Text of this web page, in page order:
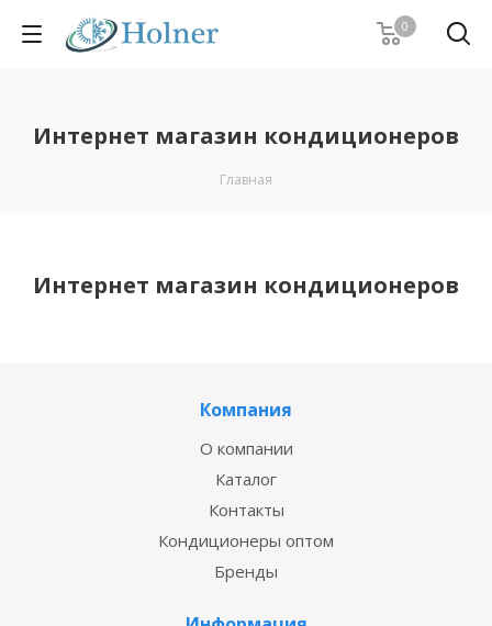
0
Интернет магазин кондиционеров
Главная
Интернет магазин кондиционеров
Компания
О компании
Каталог
Контакты
Кондиционеры оптом
Бренды